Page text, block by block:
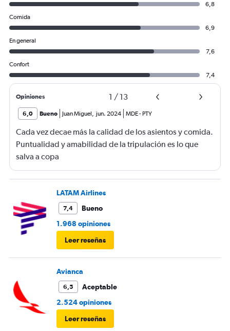
6,8
Comida
6,9
En general
7,6
Confort
7,4
Opiniones 1 / 13
6,0 Bueno Juan Miguel, jun. 2024 MDE- PTY
Cada vez decae más la calidad de los asientos y comida.
Puntualidad y amabilidad de la tripulación es lo que
salva a copa
LATAM Airlines
7,4
Bueno
1.968 opiniones
Leer reseñas
Avianca
6,5
Aceptable
2.524 opiniones
Leer reseñas